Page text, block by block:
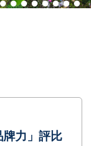
牌力」評比